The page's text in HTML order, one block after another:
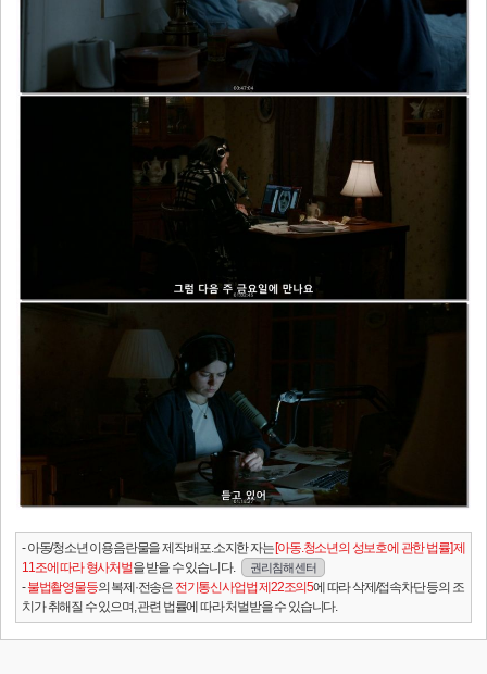
- 아동/청소년 이용음란물을 제작.배포.소지한 자는[아동.청소년의 성보호에 관한 법률] 제
11조에 따라 형사처벌을 받을 수 있습니다. 권리침해 센터
-불법촬영물등의 복제·전송은 전기통신사업법 제22조의5에 따라 삭제/접속차단 등의 조
치가 취해질 수 있으며, 관련 법률에 따라 처벌받을 수 있습니다.